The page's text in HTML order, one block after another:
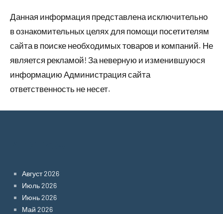
Данная информация представлена исключительно
в ознакомительных целях для помощи посетителям
сайта в поиске необходимых товаров и компаний. Не
является рекламой! За неверную и изменившуюся
информацию Администрация сайта
ответственность не несет.
Август 2026
Июль 2026
Июнь 2026
Май 2026